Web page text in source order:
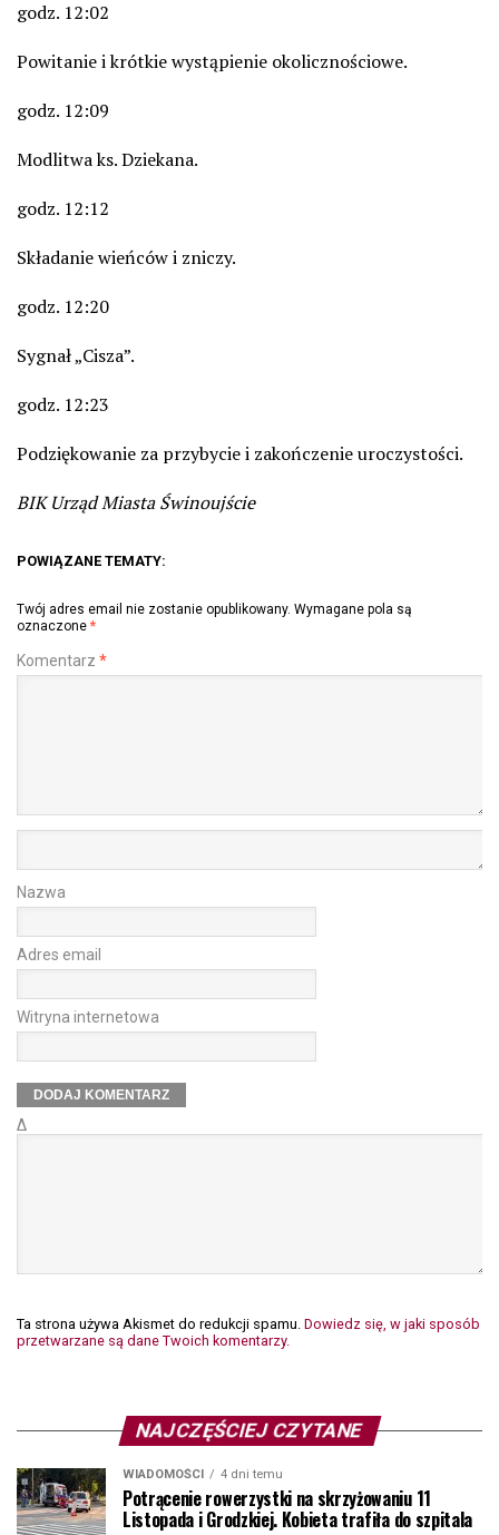
godz. 12:02
Powitanie i krótkie wystąpienie okolicznościowe.
godz. 12:09
Modlitwa ks. Dziekana.
godz. 12:12
Składanie wieńców i zniczy.
godz. 12:20
Sygnał „Cisza”.
godz. 12:23
Podziękowanie za przybycie i zakończenie uroczystości.
BIK Urząd Miasta Świnoujście
POWIĄZANE TEMATY:
Twój adres email nie zostanie opublikowany. Wymagane pola są
oznaczone *
Komentarz *
Nazwa
Adres email
Witryna internetowa
Δ
Ta strona używa Akismet do redukcji spamu. Dowiedz się, w jaki sposób
przetwarzane są dane Twoich komentarzy.
NAJCZĘŚCIEJ CZYTANE
WIADOMOŚCI 4 dni temu
Potrącenie rowerzystki na skrzyżowaniu 11
Listopada i Grodzkiej. Kobieta trafiła do szpitala